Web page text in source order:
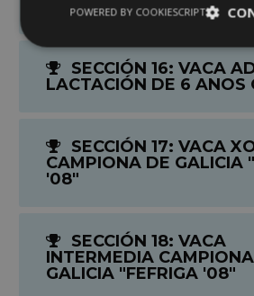
LACTACIÓN DE 5 ANOS
SECCIÓN 16: VACA
LACTACIÓN DE 6 ANOS
SECCIÓN 17: VACA
CAMPIONA DE GALICIA
'08"
SECCIÓN 18: VACA
INTERMEDIA
GALICIA "FEFRIGA '08"
POWERED BY COOKIESCRIPT